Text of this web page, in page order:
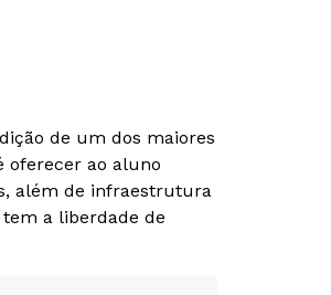
de um dos maiores
oferecer ao aluno
além de infraestrutura
a liberdade de